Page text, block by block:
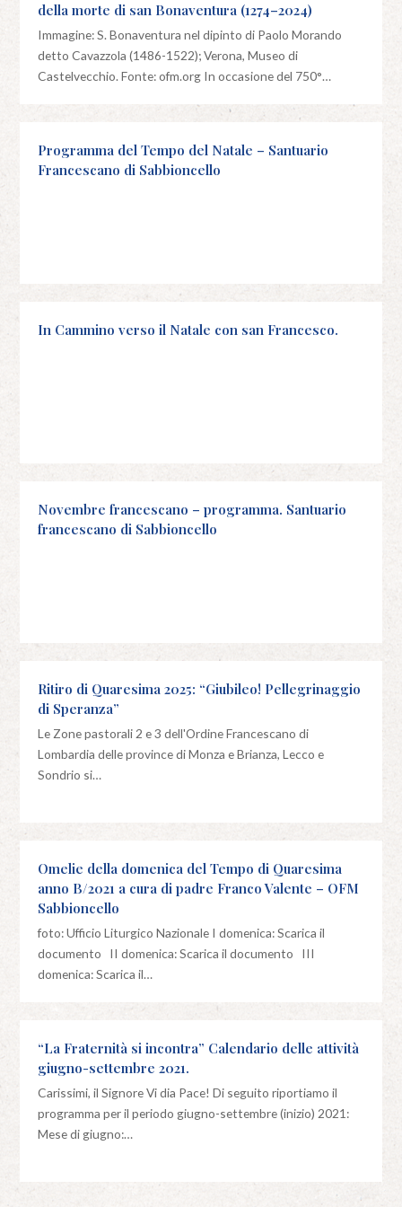
della morte di san Bonaventura (1274–2024)
Immagine: S. Bonaventura nel dipinto di Paolo Morando
detto Cavazzola (1486-1522); Verona, Museo di
Castelvecchio. Fonte: ofm.org In occasione del 750°…
Programma del Tempo del Natale – Santuario
Francescano di Sabbioncello
In Cammino verso il Natale con san Francesco.
Novembre francescano – programma. Santuario
francescano di Sabbioncello
Ritiro di Quaresima 2025: “Giubileo! Pellegrinaggio
di Speranza”
Le Zone pastorali 2 e 3 dell'Ordine Francescano di
Lombardia delle province di Monza e Brianza, Lecco e
Sondrio si…
Omelie della domenica del Tempo di Quaresima
anno B/2021 a cura di padre Franco Valente – OFM
Sabbioncello
foto: Ufficio Liturgico Nazionale I domenica: Scarica il
documento II domenica: Scarica il documento III
domenica: Scarica il…
“La Fraternità si incontra” Calendario delle attività
giugno-settembre 2021.
Carissimi, il Signore Vi dia Pace! Di seguito riportiamo il
programma per il periodo giugno-settembre (inizio) 2021:
Mese di giugno:…